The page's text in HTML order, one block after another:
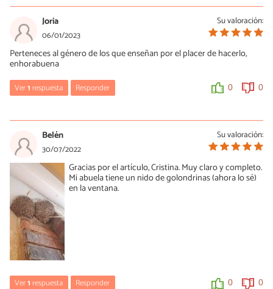
Su valoración:
Joria
06/01/2023
Perteneces al género de los que enseñan por el placer de hacerlo,
enhorabuena
Ver1respuesta Responder 0 0
06/01/2023
Muchas gracias, Joria! Por placer y por la naturaleza. No podemos
querer y proteger lo que no conocemos. Un saludo!! :)
0
Su valoración:
Belén
30/07/2022
Gracias por el artículo, Cristina. Muy claro y completo.
Mi abuela tiene un nido de golondrinas (ahora lo sé)
en la ventana.
Ver1respuesta Responder 0 0